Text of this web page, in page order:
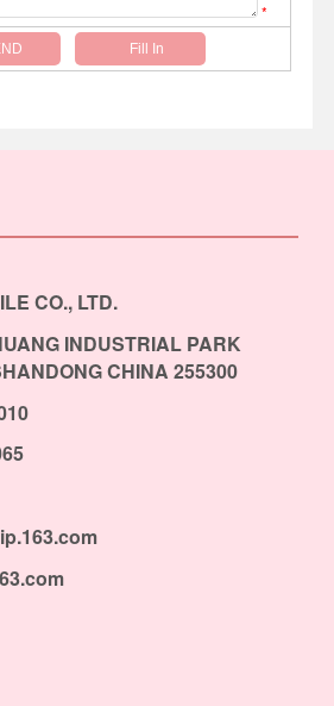
*
CO., LTD.
INDUSTRIAL PARK
CHINA 255300